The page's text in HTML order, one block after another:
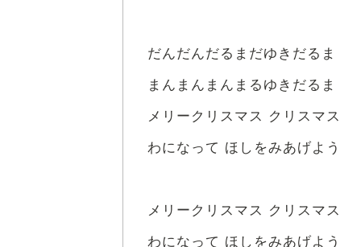
だんだんだるまだゆきだるま
まんまんまんまるゆきだるま
メリークリスマス クリスマス
わになって ほしをみあげよう
メリークリスマス クリスマス
わになって ほしをみあげよう